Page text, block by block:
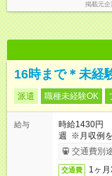
掲載元企
16時まで＊未経
派遣 職種未経験OK
給与
時給1430円
週 ※月収例を
交通費別
交通費 1ヶ